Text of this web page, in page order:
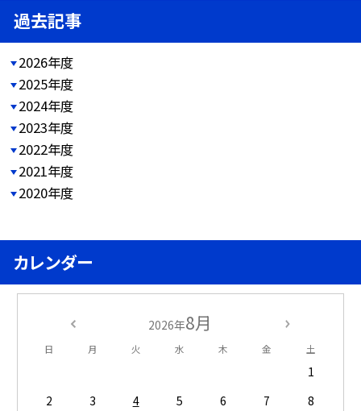
過去記事
2026年度
2025年度
2024年度
2023年度
2022年度
2021年度
2020年度
カレンダー
2026年8月
日 月 火 水 木 金 土
1
2
3 4 5 6 7
8